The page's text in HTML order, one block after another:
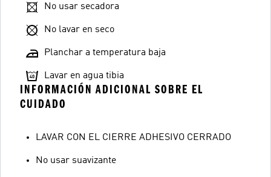
No usar secadora
No lavar en seco
Planchar a temperatura baja
Lavar en agua tibia
INFORMACIÓN ADICIONAL SOBRE EL
CUIDADO
LAVAR CON EL CIERRE ADHESIVO CERRADO
No usar suavizante